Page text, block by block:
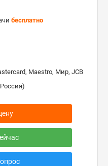
бесплатно
Maestro, Мир, JCB